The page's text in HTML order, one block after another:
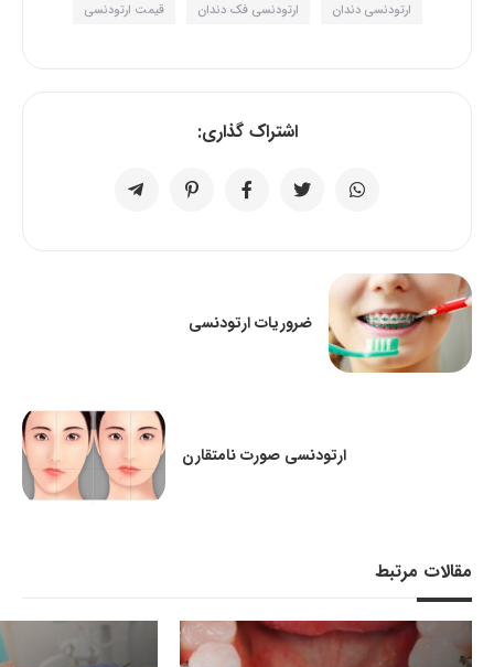
ارتودنسی دندان ارتودنسی فک دندان قیمت ارتودنسی
اشتراک گذاری:
ضروریات ارتودنسی
ارتودنسی صورت نامتقارن
مقالات مرتبط